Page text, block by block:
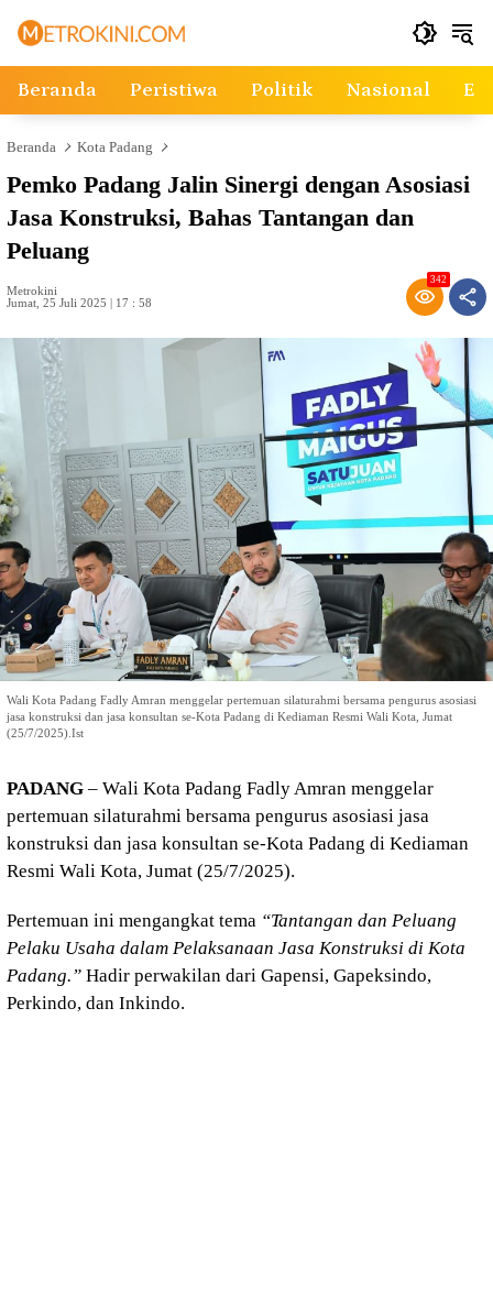
Beranda Peristiwa Politik Nasional
Beranda Kota Padang
Pemko Padang Jalin Sinergi dengan Asosiasi
Jasa Konstruksi, Bahas Tantangan dan
Peluang
Metrokini
Jumat, 25 Juli 2025 | 17 : 58
342
Wali Kota Padang Fadly Amran menggelar pertemuan silaturahmi bersama pengurus asosiasi
jasa konstruksi dan jasa konsultan se-Kota Padang di Kediaman Resmi Wali Kota, Jumat
(25/7/2025).Ist
PADANG – Wali Kota Padang Fadly Amran menggelar
pertemuan silaturahmi bersama pengurus asosiasi jasa
konstruksi dan jasa konsultan se-Kota Padang di Kediaman
Resmi Wali Kota, Jumat (25/7/2025).
Pertemuan ini mengangkat tema “Tantangan dan Peluang
Pelaku Usaha dalam Pelaksanaan Jasa Konstruksi di Kota
Padang.” Hadir perwakilan dari Gapensi, Gapeksindo,
Perkindo, dan Inkindo.